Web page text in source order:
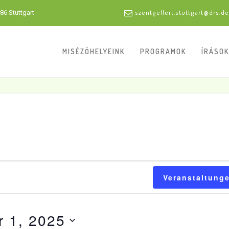
Stuttgart szentgellert.stuttgart@drs.de
MISÉZŐHELYEINK PROGRAMOK ÍRÁSOK
1, 2025